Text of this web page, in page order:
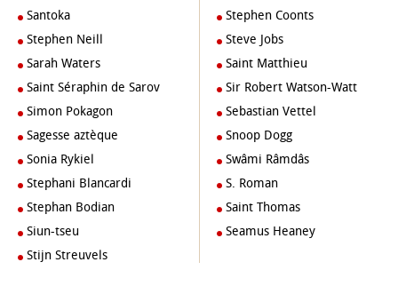
Santoka
Stephen Neill
Sarah Waters
Saint Séraphin de Sarov
Simon Pokagon
Sagesse aztèque
Sonia Rykiel
Stephani Blancardi
Stephan Bodian
Siun-tseu
Stijn Streuvels
Stephen Coonts
Steve Jobs
Saint Matthieu
Sir Robert Watson-Watt
Sebastian Vettel
Snoop Dogg
Swâmi Râmdâs
S. Roman
Saint Thomas
Seamus Heaney